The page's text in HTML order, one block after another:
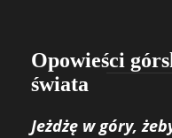
Opowieści
świata
Jeżdżę w góry,